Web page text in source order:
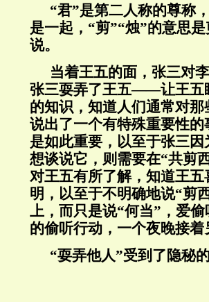
“君”是第二人称的尊称
是一起，“剪”“烛”的意思
说。
当着王五的面，张三对
张三耍弄了王五——让王五
的知识，知道人们通常对
说出了一个有特殊重要性
是如此重要，以至于张三
想谈说它，则需要在“共剪
对王五有所了解，知道王
明，以至于不明确地说“剪
上，而只是说“何当”，爱
的偷听行动，一个夜晚接
“耍弄他人”受到了隐秘的